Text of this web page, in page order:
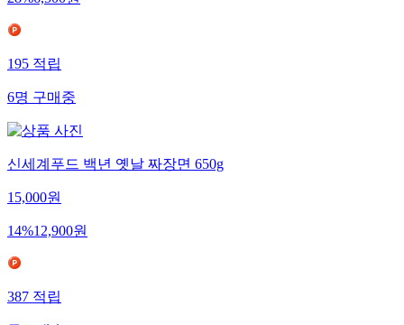
195적립
6명구매중
신세계푸드 백년 옛날 짜장면 650g
15,000원
14%12,900원
387적립